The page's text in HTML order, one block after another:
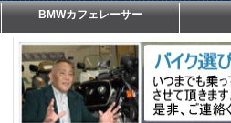
BMWカフェレーサー